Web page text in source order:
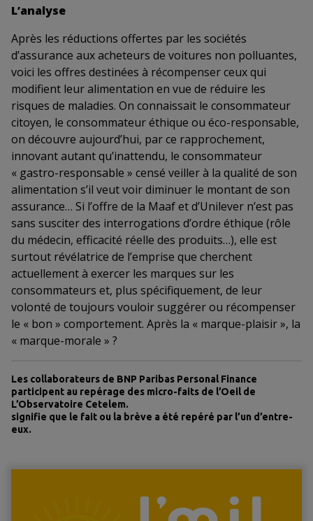
L’analyse
Après les réductions offertes par les sociétés
d’assurance aux acheteurs de voitures non polluantes,
voici les offres destinées à récompenser ceux qui
modifient leur alimentation en vue de réduire les
risques de maladies. On connaissait le consommateur
citoyen, le consommateur éthique ou éco-responsable,
on découvre aujourd’hui, par ce rapprochement,
innovant autant qu’inattendu, le consommateur
« gastro-responsable » censé veiller à la qualité de son
alimentation s’il veut voir diminuer le montant de son
assurance… Si l’offre de la Maaf et d’Unilever n’est pas
sans susciter des interrogations d’ordre éthique (rôle
du médecin, efficacité réelle des produits…), elle est
surtout révélatrice de l’emprise que cherchent
actuellement à exercer les marques sur les
consommateurs et, plus spécifiquement, de leur
volonté de toujours vouloir suggérer ou récompenser
le « bon » comportement. Après la « marque-plaisir », la
« marque-morale » ?
Les collaborateurs de BNP Paribas Personal Finance
participent au repérage des micro-faits de l’Oeil de
L’Observatoire Cetelem.
signifie que le fait ou la brève a été repéré par l’un d’entre-
eux.